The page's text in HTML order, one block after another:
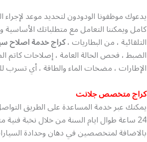
يدعوك موظفونا الودودون لتحديد موعد
كامل ويمكننا التعامل مع متطلباتك الأساسية
التلقائية ، من البطاريات ،كراج خدمة اصلاح
الضبط ، فحص الحالة العامة ، إصلاحات
الإطارات ، مضخات الماء والطاقة ، أي تسرب
كراج متخصص جلانت
يمكنك عبر خدمة المساعدة على الطريق
24 ساعة طوال ايام السنة من خلال نخبة
بالاضافة لمتخصصين في دهان وحدادة